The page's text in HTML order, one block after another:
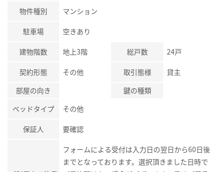
物件種別 マンション
駐車場 空きあり
建物階数 地上3階 総戸数 24戸
契約形態 その他 取引態様
貸主
部屋の向き
鍵の種類
ベッドタイプ
その他
保証人 要確認
フォームによる受付は入力日の翌日から60日後
までとなっております。選択頂きました日時で